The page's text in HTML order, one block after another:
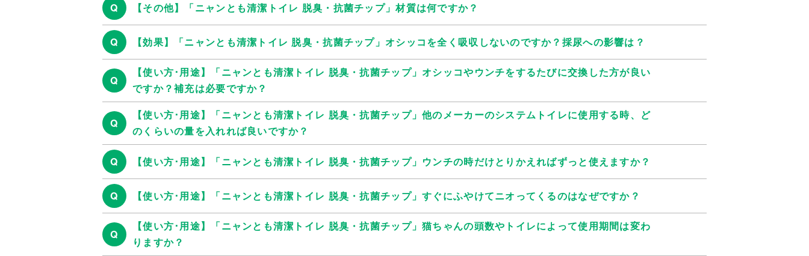
Q 【その他】「ニャンとも清潔トイレ 脱臭・抗菌チップ」材質は何ですか？
Q 【効果】「ニャンとも清潔トイレ 脱臭・抗菌チップ」オシッコを全く吸収しないのですか？採尿への影響は？
Q
【使い方･用途】「ニャンとも清潔トイレ 脱臭・抗菌チップ」オシッコやウンチをするたびに交換した方が良い
ですか？補充は必要ですか？
Q
【使い方･用途】「ニャンとも清潔トイレ 脱臭・抗菌チップ」他のメーカーのシステムトイレに使用する時、ど
のくらいの量を入れれば良いですか？
Q 【使い方･用途】「ニャンとも清潔トイレ 脱臭・抗菌チップ」ウンチの時だけとりかえればずっと使えますか？
Q 【使い方･用途】「ニャンとも清潔トイレ 脱臭・抗菌チップ」すぐにふやけてニオってくるのはなぜですか？
Q
【使い方･用途】「ニャンとも清潔トイレ 脱臭・抗菌チップ」猫ちゃんの頭数やトイレによって使用期間は変わ
りますか？